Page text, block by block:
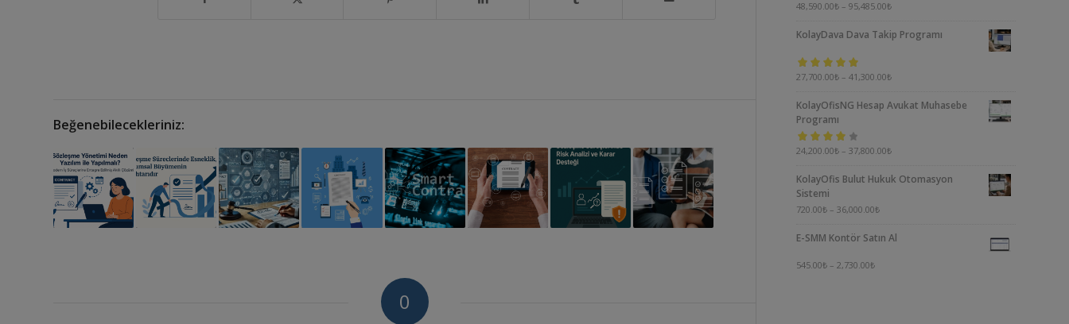
Beğenebilecekleriniz:
0
5 üzerinden
48,590.00₺ –95,485.00₺
KolayDava Dava Takip Programı
5 üzerinden
27,700.00₺ –41,300.00₺
KolayOfisNG Hesap Avukat Muhasebe
Programı
5
4.00oy aldı
24,200.00₺ –37,800.00₺
KolayOfis Bulut Hukuk Otomasyon
Sistemi
720.00₺ –36,000.00₺
E-SMM Kontör Satın Al
545.00₺ –2,730.00₺